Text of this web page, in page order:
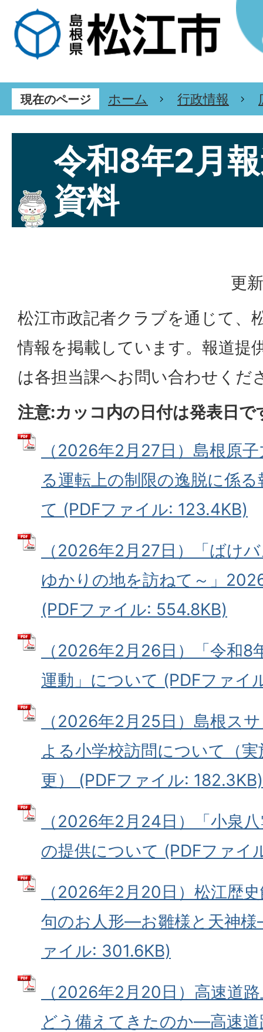
現在のページ ホーム 行政情報
令和8年2月
資料
更
松江市政記者クラブを通じて、
情報を掲載しています。報道提
は各担当課へお問い合わせくだ
注意:カッコ内の日付は発表日で
（2026年2月27日）島根原
る運転上の制限の逸脱に係
て (PDFファイル: 123.4KB)
（2026年2月27日）「ばけ
ゆかりの地を訪ねて～」
(PDFファイル: 554.8KB)
（2026年2月26日）「令和8
運動」について (PDFファイ
（2026年2月25日）島根ス
よる小学校訪問について（
更） (PDFファイル: 182.3KB)
（2026年2月24日）「小泉
の提供について (PDFファイ
（2026年2月20日）松江歴
句のお人形―お雛様と天神
ァイル: 301.6KB)
（2026年2月20日）高速道
どう備えてきたのか―高速